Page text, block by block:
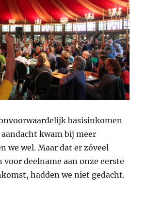
basisinkomen
kwam bij meer
we wel. Maar dat er zóveel
deelname aan onze eerste
hadden we niet gedacht.